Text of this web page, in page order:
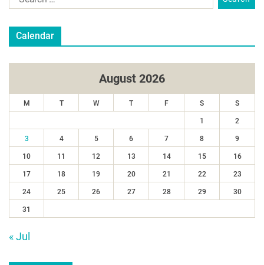
Calendar
August 2026
M T W T F S S
1 2
3 4 5 6 7 8 9
10 11 12 13 14 15 16
17 18 19 20 21 22 23
24 25 26 27 28 29 30
31
« Jul